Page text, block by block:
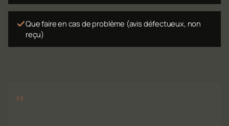
Que faire en cas de problème (avis défectueux, non
reçu)